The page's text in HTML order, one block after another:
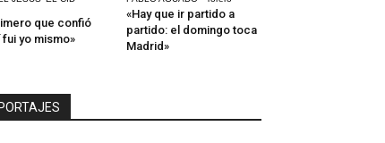
que confió
fui yo mismo»
«Hay que ir partido a
partido: el domingo toca
Madrid»